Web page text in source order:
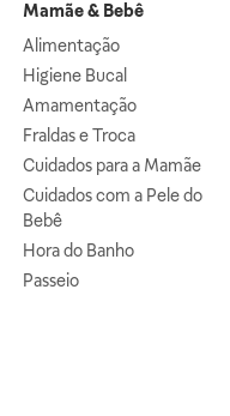
Mamãe & Bebê
Alimentação
Higiene Bucal
Amamentação
Fraldas e Troca
Cuidados para a Mamãe
Cuidados com a Pele do
Bebê
Hora do Banho
Passeio